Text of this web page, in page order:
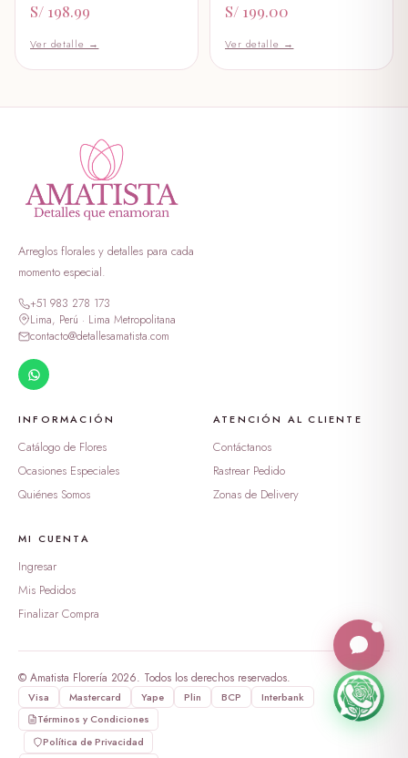
peluche dulce amor
S/ 199.00
peluche george verde
S/ 349.00
S/ 399.00
S/ 69.00
dulzura en burbuja
Tesoro de Rosas y Ternura
S/ 269.00
S/ 198.99
Ver detalle →
S/ 199.00
Ver detalle →
Arreglos florales y detalles para cada
momento especial.
+51 983 278 173
Lima, Perú · Lima Metropolitana
contacto@detallesamatista.com
INFORMACIÓN
Catálogo de Flores
Ocasiones Especiales
Quiénes Somos
ATENCIÓN AL CLIENTE
Contáctanos
Rastrear Pedido
Zonas de Delivery
MI CUENTA
Ingresar
Mis Pedidos
Finalizar Compra
© Amatista Florería 2026. Todos los derechos reservados.
Visa Mastercard Yape Plin BCP
Interbank
Términos y Condiciones
Política de Privacidad